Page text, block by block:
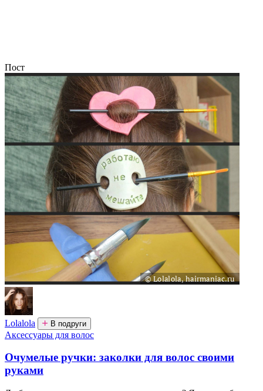
Пост
Lolalola В подруги
Аксессуары для волос
Очумелые ручки: заколки для волос своими
руками